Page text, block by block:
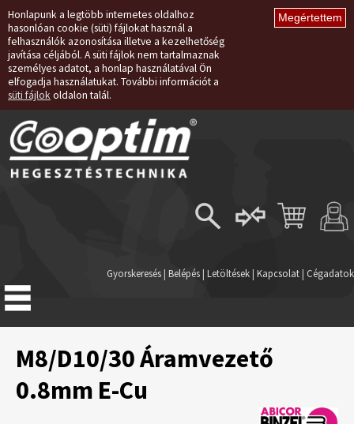
Honlapunk a legtöbb internetes oldalhoz
hasonlóan cookie (süti) fájlokat használ a
felhasználók azonosítása illetve a kezelhetőség
javítása céljából. A süti fájlok nem tartalmaznak
személyes adatot, a honlap használatával Ön
elfogadja használatukat. További információt a
süti fájlok oldalon talál.
Regisztráció
Gyorskeresés| Belépés | Letöltések | Kapcsolat | Cégadatok
M8/D10/30 Áramvezető
0.8mm E-Cu